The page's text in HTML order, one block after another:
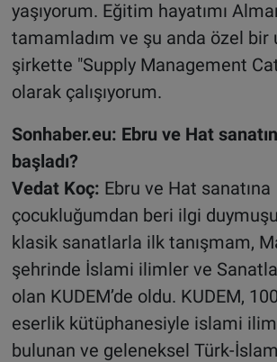
yaşıyorum. Eğitim hayatımı
tamamladım ve şu anda özel bir
şirkette "Supply Management
olarak çalışıyorum.
Sonhaber.eu: Ebru ve Hat
başladı?
Vedat Koç: Ebru ve Hat sanatına
çocukluğumdan beri ilgi
klasik sanatlarla ilk tanışmam,
şehrinde İslami ilimler ve
olan KUDEM’de oldu. KUDEM,
eserlik kütüphanesiyle islami
bulunan ve geleneksel Türk-